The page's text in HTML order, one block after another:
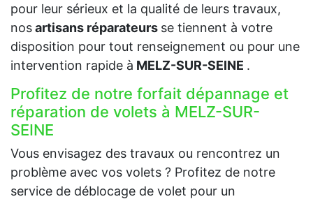
pour leur sérieux et la qualité de leurs travaux,
nosartisans réparateurs se tiennent à votre
disposition pour tout renseignement ou pour une
intervention rapide à MELZ-SUR-SEINE .
Profitez de notre forfait dépannage et
réparation de volets à MELZ-SUR-
SEINE
Vous envisagez des travaux ou rencontrez un
problème avec vos volets ? Profitez de notre
service de déblocage de volet pour un